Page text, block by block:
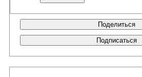
Поделиться
Подписаться